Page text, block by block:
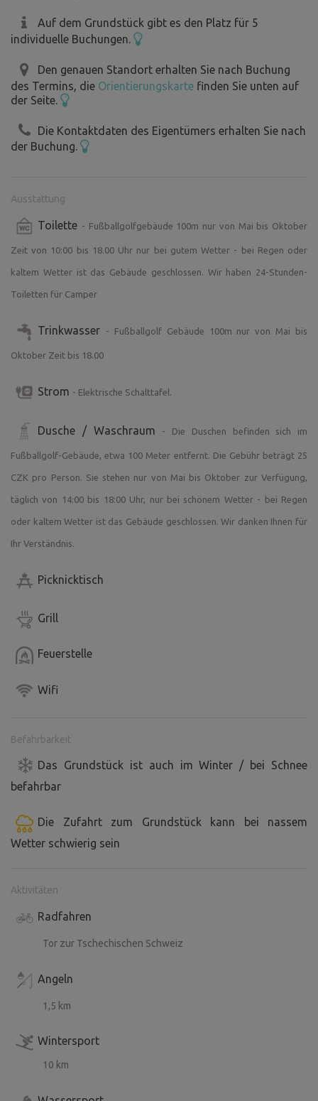
Auf dem Grundstück gibt es den Platz für 5
individuelle Buchungen.
Den genauen Standort erhalten Sie nach Buchung
des Termins, die Orientierungskarte finden Sie unten auf
der Seite.
Die Kontaktdaten des Eigentümers erhalten Sie nach
der Buchung.
Ausstattung
Toilette - Fußballgolfgebäude 100m nur von Mai bis Oktober
Zeit von 10:00 bis 18.00 Uhr nur bei gutem Wetter - bei Regen oder
kaltem Wetter ist das Gebäude geschlossen. Wir haben 24-Stunden-
Toiletten für Camper
Trinkwasser - Fußballgolf Gebäude 100m nur von Mai bis
Oktober Zeit bis 18.00
Strom - Elektrische Schalttafel.
Dusche / Waschraum - Die Duschen befinden sich im
Fußballgolf-Gebäude, etwa 100 Meter entfernt. Die Gebühr beträgt 25
CZK pro Person. Sie stehen nur von Mai bis Oktober zur Verfügung,
täglich von 14:00 bis 18:00 Uhr, nur bei schönem Wetter - bei Regen
oder kaltem Wetter ist das Gebäude geschlossen. Wir danken Ihnen für
Ihr Verständnis.
Picknicktisch
Grill
Feuerstelle
Wifi
Befahrbarkeit
Das Grundstück ist auch im Winter / bei Schnee
befahrbar
Die Zufahrt zum Grundstück kann bei nassem
Wetter schwierig sein
Aktivitäten
Radfahren
Tor zur Tschechischen Schweiz
Angeln
1,5 km
Wintersport
10 km